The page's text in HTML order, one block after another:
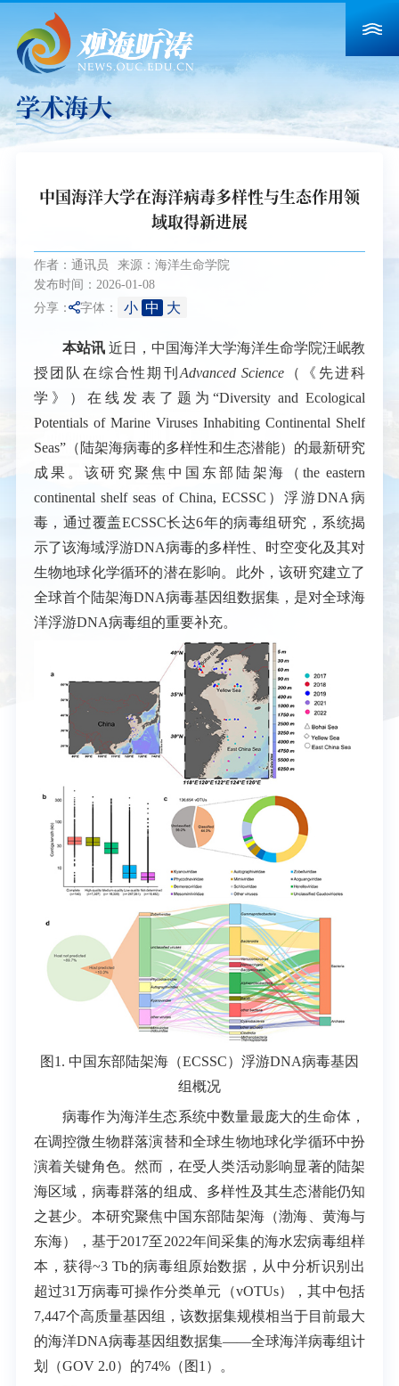
学术海大
中国海洋大学在海洋病毒多样性与生态作用领
域取得新进展
作者：通讯员
来源：海洋生命学院
发布时间：2026-01-08
分享： 字体： 小 中 大
本站讯近日，中国海洋大学海洋生命学院汪岷教
授团队在综合性期刊 Advanced Science （《先进科
学》）在线发表了题为“Diversity and Ecological
Potentials of Marine Viruses Inhabiting Continental Shelf
Seas”（陆架海病毒的多样性和生态潜能）的最新研究
成果。该研究聚焦中国东部陆架海（the eastern
continental shelf seas of China, ECSSC）浮游DNA病
毒，通过覆盖ECSSC长达6年的病毒组研究，系统揭
示了该海域浮游DNA病毒的多样性、时空变化及其对
生物地球化学循环的潜在影响。此外，该研究建立了
全球首个陆架海DNA病毒基因组数据集，是对全球海
洋浮游DNA病毒组的重要补充。
图1. 中国东部陆架海（ECSSC）浮游DNA病毒基因
组概况
病毒作为海洋生态系统中数量最庞大的生命体，
在调控微生物群落演替和全球生物地球化学循环中扮
演着关键角色。然而，在受人类活动影响显著的陆架
海区域，病毒群落的组成、多样性及其生态潜能仍知
之甚少。本研究聚焦中国东部陆架海（渤海、黄海与
东海），基于2017至2022年间采集的海水宏病毒组样
本，获得~3 Tb的病毒组原始数据，从中分析识别出
超过31万病毒可操作分类单元（vOTUs），其中包括
7,447个高质量基因组，该数据集规模相当于目前最大
的海洋DNA病毒基因组数据集——全球海洋病毒组计
划（GOV 2.0）的74%（图1）。